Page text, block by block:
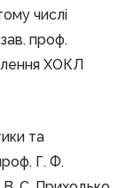
числі
проф.
ХОКЛ
та
Г. Ф.